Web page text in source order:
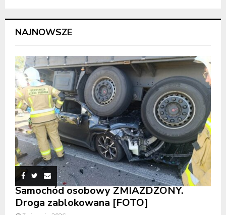
NAJNOWSZE
Samochód osobowy ZMIAŻDŻONY.
Droga zablokowana [FOTO]